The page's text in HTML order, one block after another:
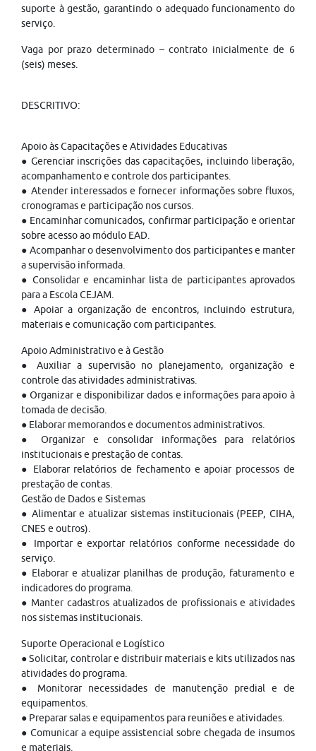
suporte à gestão, garantindo o adequado funcionamento do
serviço.
Vaga por prazo determinado – contrato inicialmente de 6
(seis) meses.
DESCRITIVO:
Apoio às Capacitações e Atividades Educativas
● Gerenciar inscrições das capacitações, incluindo liberação,
acompanhamento e controle dos participantes.
● Atender interessados e fornecer informações sobre fluxos,
cronogramas e participação nos cursos.
● Encaminhar comunicados, confirmar participação e orientar
sobre acesso ao módulo EAD.
● Acompanhar o desenvolvimento dos participantes e manter
a supervisão informada.
● Consolidar e encaminhar lista de participantes aprovados
para a Escola CEJAM.
● Apoiar a organização de encontros, incluindo estrutura,
materiais e comunicação com participantes.
Apoio Administrativo e à Gestão
● Auxiliar a supervisão no planejamento, organização e
controle das atividades administrativas.
● Organizar e disponibilizar dados e informações para apoio à
tomada de decisão.
● Elaborar memorandos e documentos administrativos.
● Organizar e consolidar informações para relatórios
institucionais e prestação de contas.
● Elaborar relatórios de fechamento e apoiar processos de
prestação de contas.
Gestão de Dados e Sistemas
● Alimentar e atualizar sistemas institucionais (PEEP, CIHA,
CNES e outros).
● Importar e exportar relatórios conforme necessidade do
serviço.
● Elaborar e atualizar planilhas de produção, faturamento e
indicadores do programa.
● Manter cadastros atualizados de profissionais e atividades
nos sistemas institucionais.
Suporte Operacional e Logístico
● Solicitar, controlar e distribuir materiais e kits utilizados nas
atividades do programa.
● Monitorar necessidades de manutenção predial e de
equipamentos.
● Preparar salas e equipamentos para reuniões e atividades.
● Comunicar a equipe assistencial sobre chegada de insumos
e materiais.